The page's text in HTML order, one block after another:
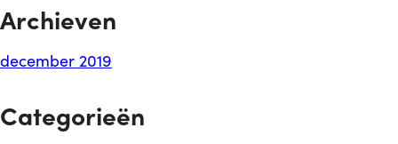
Archieven
december 2019
Categorieën